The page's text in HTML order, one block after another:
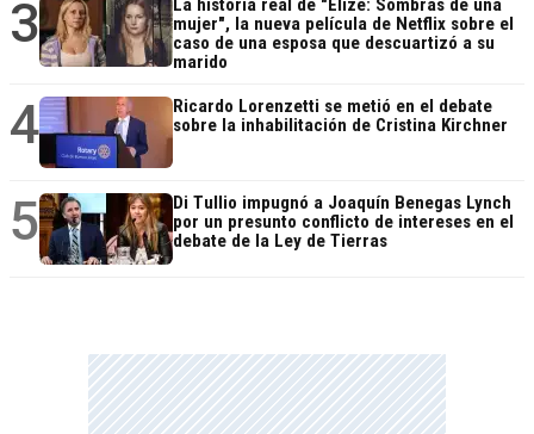
3
La historia real de "Elize: Sombras de una
mujer", la nueva película de Netflix sobre el
caso de una esposa que descuartizó a su
marido
4
Ricardo Lorenzetti se metió en el debate
sobre la inhabilitación de Cristina Kirchner
5
Di Tullio impugnó a Joaquín Benegas Lynch
por un presunto conflicto de intereses en el
debate de la Ley de Tierras